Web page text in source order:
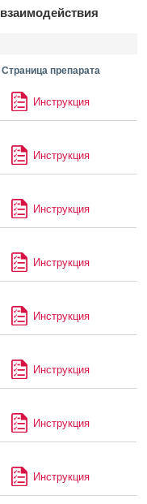
Страница препарата
Инструкция
Инструкция
Инструкция
Инструкция
Инструкция
Инструкция
Инструкция
Инструкция